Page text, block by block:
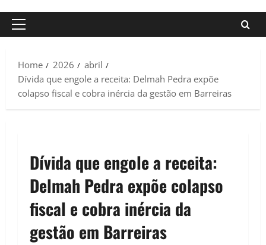
Primary
Home
2026
abril
Dívida que engole a receita: Delmah Pedra expõe
colapso fiscal e cobra inércia da gestão em Barreiras
Dívida que engole a receita:
Delmah Pedra expõe colapso
fiscal e cobra inércia da
gestão em Barreiras